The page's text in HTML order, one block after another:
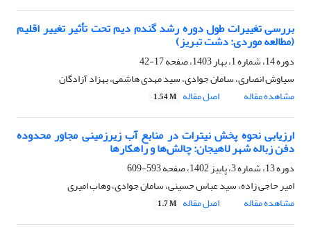
بررسی تغییرات طول دوره رشد گندم دیم تحت تأثیر تغییر اقلیم
(مطالعه موردی: دشت تبریز)
دوره 14، شماره 1، بهار 1403، صفحه
17-42
سیاوش انصاری، سامان جوادی، سید مهدی هاشمی، بهزاد آزادگان
مشاهده مقاله
اصل مقاله 1.54 M
ارزیابی نحوه پخش نیترات در منابع آب زیرزمینی مجاور محدوده
دفن زباله شهر لاهیجان: چالش‌ها و راهکارها
دوره 13، شماره 3، پاییز 1402، صفحه
593-609
امیر حاجی زاده، سید عباس حسینی، سامان جوادی، وهاب امیری
مشاهده مقاله
اصل مقاله 1.7 M